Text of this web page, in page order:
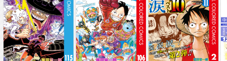
Fate/strange Fake -Whis…